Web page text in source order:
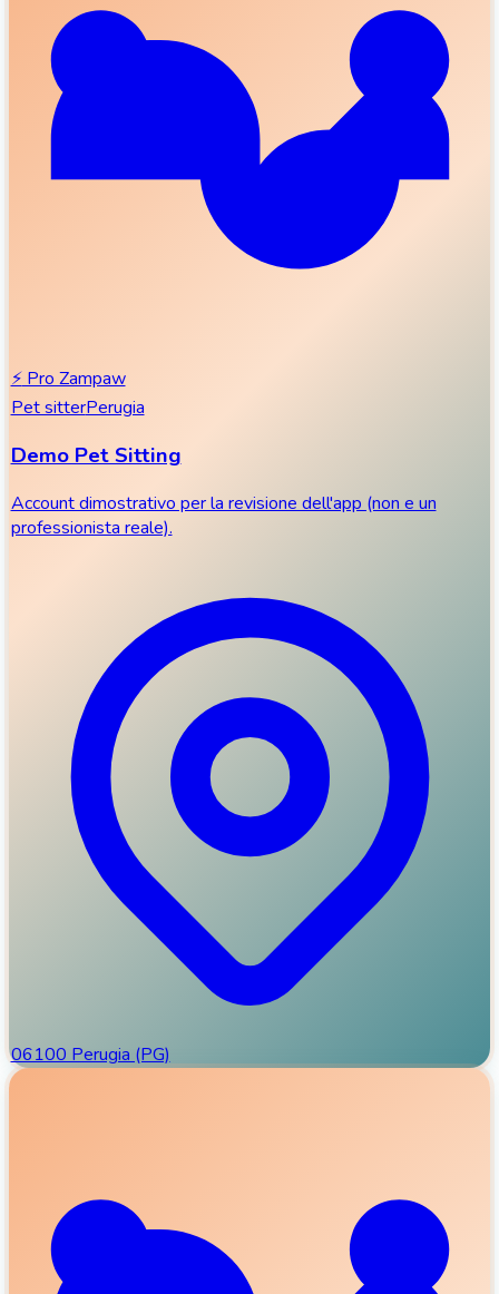
⚡Pro Zampaw
Pet sitterPerugia
Demo Pet Sitting
Account dimostrativo per la revisione dell'app (non e un
professionista reale).
06100 Perugia (PG)